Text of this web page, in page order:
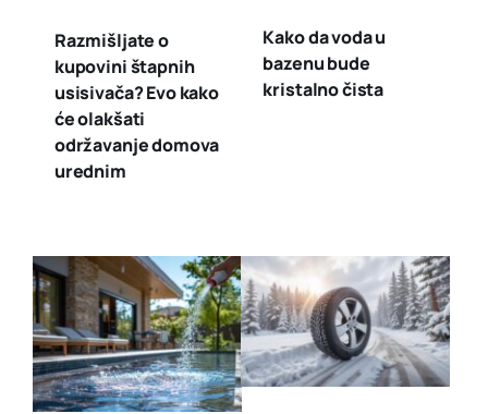
Razmišljate o
kupovini štapnih
usisivača? Evo kako
će olakšati
održavanje domova
urednim
Kako da voda u
bazenu bude
kristalno čista